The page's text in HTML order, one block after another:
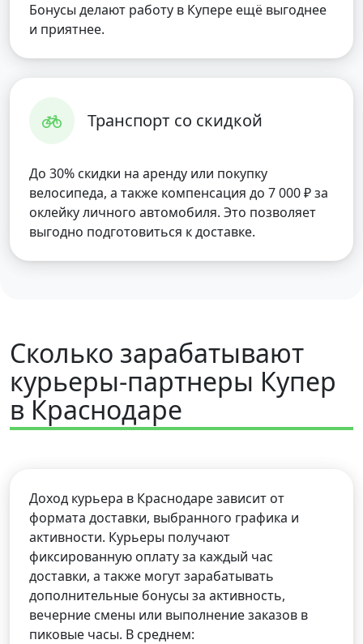
Бонусы делают работу в Купере ещё выгоднее
и приятнее.
Транспорт со скидкой
До 30% скидки на аренду или покупку
велосипеда, а также компенсация до 7 000 ₽ за
оклейку личного автомобиля. Это позволяет
выгодно подготовиться к доставке.
Сколько зарабатывают
курьеры-партнеры Купер
в Краснодаре
Доход курьера в Краснодаре зависит от
формата доставки, выбранного графика и
активности. Курьеры получают
фиксированную оплату за каждый час
доставки, а также могут зарабатывать
дополнительные бонусы за активность,
вечерние смены или выполнение заказов в
пиковые часы. В среднем: